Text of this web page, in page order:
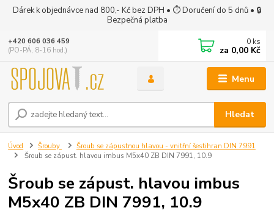
Dárek k objednávce nad 800,- Kč bez DPH • ⏱ Doručení do 5 dnů • 🔒
Bezpečná platba
Menu
Hledat
+420 606 036 459
(PO-PÁ, 8-16 hod.)
0 ks
za 0,00 Kč
Úvod Šrouby
Šroub se zápustnou hlavou - vnitřní šestihran DIN 7991
Šroub se zápust. hlavou imbus M5x40 ZB DIN 7991, 10.9
Šroub se zápust. hlavou imbus
M5x40 ZB DIN 7991, 10.9